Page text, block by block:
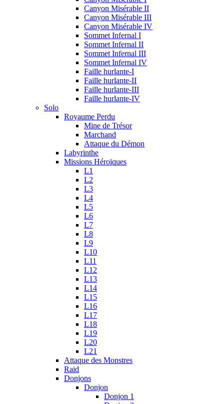
Canyon Misérable II
Canyon Misérable III
Canyon Misérable IV
Sommet Infernal I
Sommet Infernal II
Sommet Infernal III
Sommet Infernal IV
Faille hurlante-I
Faille hurlante-II
Faille hurlante-III
Faille hurlante-IV
Solo
Royaume Perdu
Mine de Trésor
Marchand
Attaque du Démon
Labyrinthe
Missions Héroïques
L1
L2
L3
L4
L5
L6
L7
L8
L9
L10
L11
L12
L13
L14
L15
L16
L17
L18
L19
L20
L21
Attaque des Monstres
Raid
Donjons
Donjon
Donjon 1